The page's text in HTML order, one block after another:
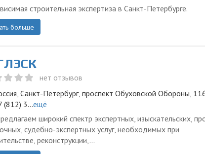
строительная экспертиза в Cанкт-Петербурге.
больше
нет отзывов
Санкт-Петербург, проспект Обуховской Обороны,
(812) 3...ещё
широкий спектр экспертных, изыскательских,
судебно-экспертных услуг, необходимых при
реконструкции,...